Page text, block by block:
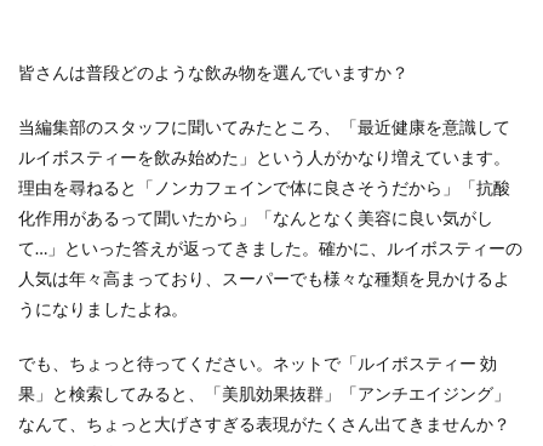
皆さんは普段どのような飲み物を選んでいますか？
当編集部のスタッフに聞いてみたところ、「最近健康を意識して
ルイボスティーを飲み始めた」という人がかなり増えています。
理由を尋ねると「ノンカフェインで体に良さそうだから」「抗酸
化作用があるって聞いたから」「なんとなく美容に良い気がし
て…」といった答えが返ってきました。確かに、ルイボスティーの
人気は年々高まっており、スーパーでも様々な種類を見かけるよ
うになりましたよね。
でも、ちょっと待ってください。ネットで「ルイボスティー 効
果」と検索してみると、「美肌効果抜群」「アンチエイジング」
なんて、ちょっと大げさすぎる表現がたくさん出てきませんか？